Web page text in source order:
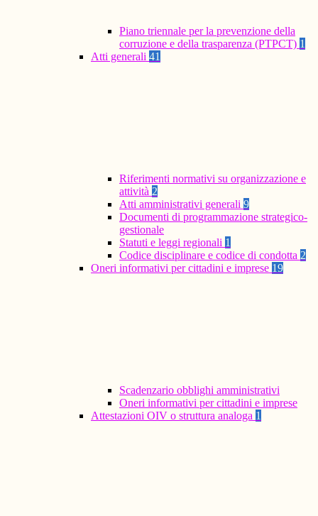
Piano triennale per la prevenzione della
corruzione e della trasparenza (PTPCT) 1
Atti generali 41
Riferimenti normativi su organizzazione e
attività 2
Atti amministrativi generali 9
Documenti di programmazione strategico-
gestionale
Statuti e leggi regionali 1
Codice disciplinare e codice di condotta 2
Oneri informativi per cittadini e imprese 19
Scadenzario obblighi amministrativi
Oneri informativi per cittadini e imprese
Attestazioni OIV o struttura analoga 1